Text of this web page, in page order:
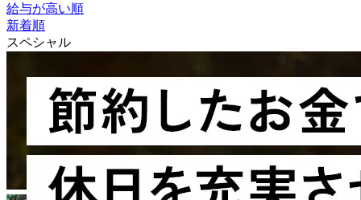
給与が高い順
新着順
スペシャル